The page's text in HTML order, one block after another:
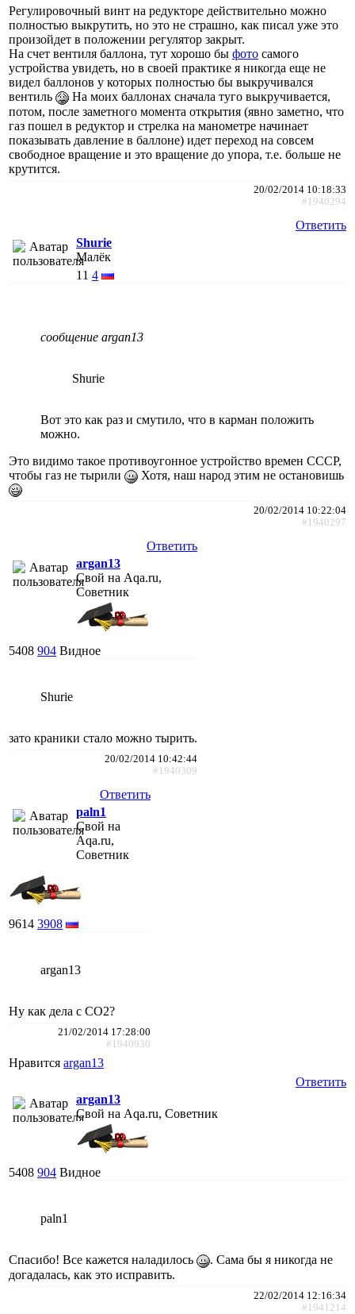
Регулировочный винт на редукторе действительно можно
полностью выкрутить, но это не страшно, как писал уже это
произойдет в положении регулятор закрыт.
На счет вентиля баллона, тут хорошо бы фото самого
устройства увидеть, но в своей практике я никогда еще не
видел баллонов у которых полностью бы выкручивался
вентиль
На моих баллонах сначала туго выкручивается,
потом, после заметного момента открытия (явно заметно, что
газ пошел в редуктор и стрелка на манометре начинает
показывать давление в баллоне) идет переход на совсем
свободное вращение и это вращение до упора, т.е. больше не
крутится.
20/02/2014 10:18:33
#1940294
Ответить
Shurie
Малёк
11 4
сообщение argan13
Shurie
Вот это как раз и смутило, что в карман положить
можно.
Это видимо такое противоугонное устройство времен СССР,
чтобы газ не тырили
Хотя, наш народ этим не остановишь
20/02/2014 10:22:04
#1940297
Ответить
argan13
Свой на Aqa.ru,
Советник
5408 904 Видное
Shurie
зато краники стало можно тырить.
20/02/2014 10:42:44
#1940309
Ответить
paln1
Свой на
Aqa.ru,
Советник
9614 3908
argan13
Ну как дела с СО2?
21/02/2014 17:28:00
#1940930
Нравится argan13
Ответить
argan13
Свой на Aqa.ru, Советник
5408 904 Видное
paln1
Спасибо! Все кажется наладилось
. Сама бы я никогда не
догадалась, как это исправить.
22/02/2014 12:16:34
#1941214